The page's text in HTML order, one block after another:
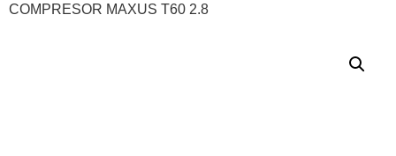
COMPRESOR MAXUS T60 2.8